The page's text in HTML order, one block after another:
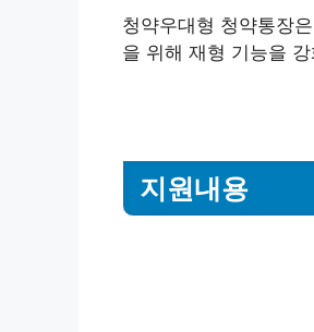
청약우대형 청약통장
을 위해 재형 기능을
지원내용